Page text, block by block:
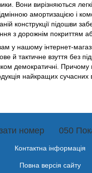
Вони вирізняються
амортизацією і
конструкції підошви
з дорожнім покриттям
у нашому інтернет-
й тактичне взуття без
демократичні. Причому
найкращих сучасних
номер 050
Контактна інформація
Повна версія сайту